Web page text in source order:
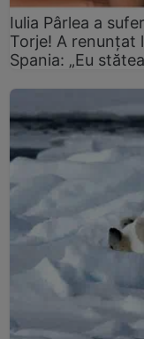
Iulia Pârlea a
Torje! A renunțat
Spania: „Eu